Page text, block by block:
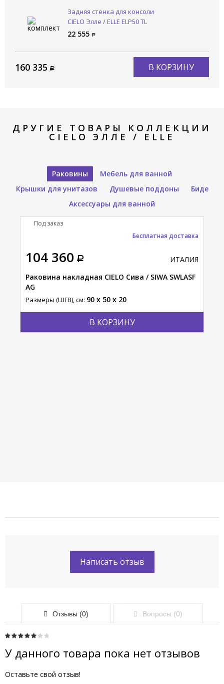
Задняя стенка для консоли
CIELO Элле / ELLE ELP50 TL
22 555
160 335 В КОРЗИНУ
ДРУГИЕ ТОВАРЫ КОЛЛЕКЦИИ
CIELO ЭЛЛЕ / ELLE
Раковины
Мебель для ванной
Крышки для унитазов
Душевые поддоны
Биде
Аксессуары для ванной
104 360
В КОРЗИНУ
ИТАЛИЯ
Раковина накладная CIELO Сива / SIWA SWLASF
AG
Размеры (ШГВ), см: 90 x 50 x 20
Под заказ
Бесплатная доставка
Написать отзыв
Отзывы (0) Вопросы (0)
У данного товара пока нет отзывов
Оставьте свой отзыв!